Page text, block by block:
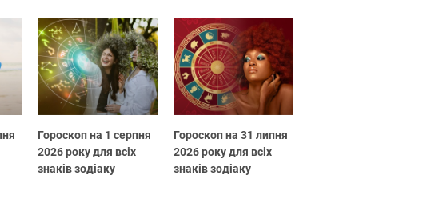
Гороскоп на 1 серпня
2026 року для всіх
знаків зодіаку
Гороскоп на 31 липня
2026 року для всіх
знаків зодіаку